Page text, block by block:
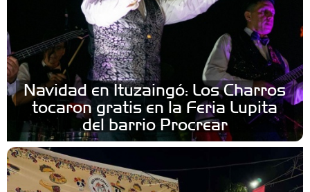
Navidad en Ituzaingó: Los Charros
tocaron gratis en la Feria Lupita
del barrio Procrear